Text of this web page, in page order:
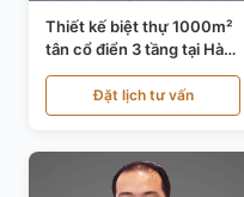
Thiết kế biệt thự 1000m²
tân cổ điển 3 tầng tại Hà
Nội KT21010
Đặt lịch tư vấn